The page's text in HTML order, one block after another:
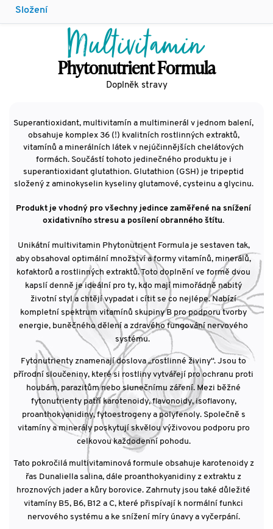
Složení
Multivitamin
Phytonutrient Formula
Doplněk stravy
Superantioxidant, multivitamín a multiminerál v jednom balení,
obsahuje komplex 36 (!) kvalitních rostlinných extraktů,
vitamínů a minerálních látek v nejúčinnějších chelátových
formách. Součástí tohoto jedinečného produktu je i
superantioxidant glutathion. Glutathion (GSH) je tripeptid
složený z aminokyselin kyseliny glutamové, cysteinu a glycinu.
Produkt je vhodný pro všechny jedince zaměřené na snížení
oxidativního stresu a posílení obranného štítu.
Unikátní multivitamin Phytonutrient Formula je sestaven tak,
aby obsahoval optimální množství a formy vitamínů, minerálů,
kofaktorů a rostlinných extraktů. Toto doplnění ve formě dvou
kapslí denně je ideální pro ty, kdo mají mimořádně nabitý
životní styl a chtějí vypadat i cítit se co nejlépe. Nabízí
kompletní spektrum vitamínů skupiny B pro podporu tvorby
energie, buněčného dělení a zdravého fungování nervového
systému.
Fytonutrienty znamenají doslova „rostlinné živiny“. Jsou to
přírodní sloučeniny, které si rostliny vytvářejí pro ochranu proti
houbám, parazitům nebo slunečnímu záření. Mezi běžné
fytonutrienty patří karotenoidy, flavonoidy, isoflavony,
proanthokyanidiny, fytoestrogeny a polyfenoly. Společně s
vitamíny a minerály poskytují skvělou výživovou podporu pro
celkovou každodenní pohodu.
Tato pokročilá multivitaminová formule obsahuje karotenoidy z
řas Dunaliella salina, dále proanthokyanidiny z extraktu z
hroznových jader a kůry borovice. Zahrnuty jsou také důležité
vitamíny B5, B6, B12 a C, které přispívají k normální funkci
nervového systému a ke snížení míry únavy a vyčerpání.